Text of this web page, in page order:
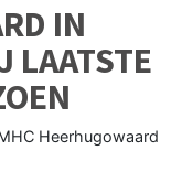
IN
LAATSTE
Heerhugowaard